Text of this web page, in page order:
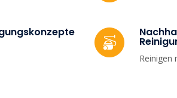
Reinigen